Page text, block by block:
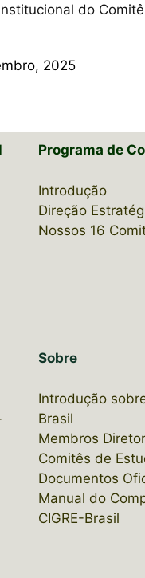
do
2025
Programa de
Introdução
Direção
Nossos 16
Sobre
Introdução
Brasil
Membros
Comitês de
Documentos
Manual do
CIGRE-Brasil